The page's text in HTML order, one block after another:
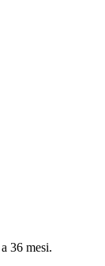
36 mesi.